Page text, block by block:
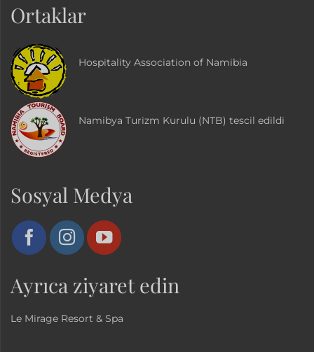
Ortaklar
Hospitality Association of Namibia
Namibya Turizm Kurulu (NTB) tescil edildi
Sosyal Medya
Ayrıca ziyaret edin
Le Mirage Resort & Spa